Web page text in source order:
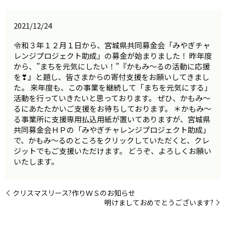
2021/12/24
令和３年１２月１日から、宮城県共同募金会「みやぎチャ
レンジプロジェクト助成」の募金が始まりました！ 昨年度
から、”まちを元気にしたい！”『かもみ～るの活動に応援
を❣』と題し、皆さまからの寄付支援をお願いしてきまし
た。 来年度も、この事業を継続して「まちを元気にする」
活動を行っていきたいと思っております。 ぜひ、かもみ～
るにあたたかいご支援をお待ちしております。 ＊かもみ～
る事業所に支援専用払込用紙が置いてありますが、宮城県
共同募金会ＨＰの「みやぎチャレンジプロジェクト助成」
で、かもみ～るのところをクリックしていただくと、クレ
ジットでもご支援いただけます。 どうぞ、よろしくお願い
いたします。
クリスマスリース?作りＷＳのお知らせ
明けましておめでとうございます?